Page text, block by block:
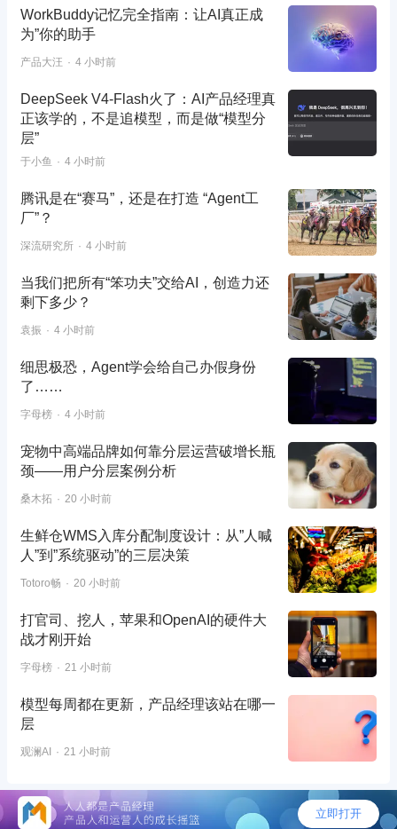
WorkBuddy记忆完全指南：让AI真正成
为”你的助手
产品大汪 4 小时前
DeepSeek V4-Flash火了：AI产品经理真
正该学的，不是追模型，而是做“模型分
层”
于小鱼 4 小时前
腾讯是在“赛马”，还是在打造 “Agent工
厂”？
深流研究所 4 小时前
当我们把所有“笨功夫”交给AI，创造力还
剩下多少？
袁振 4 小时前
细思极恐，Agent学会给自己办假身份
了……
字母榜 4 小时前
宠物中高端品牌如何靠分层运营破增长瓶
颈——用户分层案例分析
桑木拓 20 小时前
生鲜仓WMS入库分配制度设计：从”人喊
人”到”系统驱动”的三层决策
Totoro畅 20 小时前
打官司、挖人，苹果和OpenAI的硬件大
战才刚开始
字母榜 21 小时前
模型每周都在更新，产品经理该站在哪一
层
观澜AI 21 小时前
©2026 - 人人都是产品经理